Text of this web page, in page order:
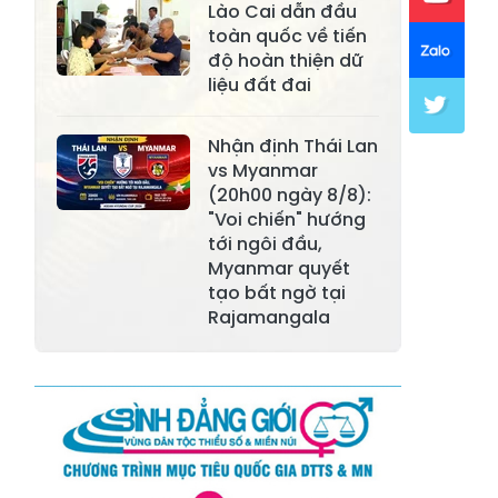
Xã Khánh Hòa
Xã Phúc Lợi
Xã Mường Lai
Xã Cảm Nhân
Xã Thác Bà
Xã Yên Bình
Xã Bảo Ái
Xã Trấn Yên
Xã Hưng
Khánh
Xã Việt Hồng
Xã Cốc San
Xã Xuân
Quang
Xã Bảo Thắng
Xã Tằng Loỏng
Xã Gia Phú
Lào Cai dẫn đầu
toàn quốc về tiến
độ hoàn thiện dữ
liệu đất đai
Nhận định Thái Lan
vs Myanmar
(20h00 ngày 8/8):
"Voi chiến" hướng
tới ngôi đầu,
Myanmar quyết
tạo bất ngờ tại
Rajamangala